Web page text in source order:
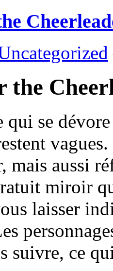
the
qui se
mais aussi
miroir
laisser
suivre, ce